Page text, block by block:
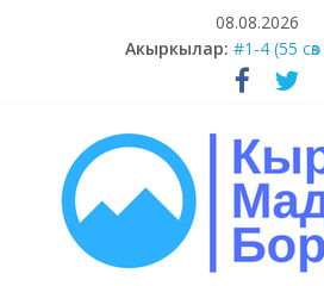
08.08.2026
Акыркылар: #1-4 (55
#13-14 (55
#11-12 (55
#5-8 (55